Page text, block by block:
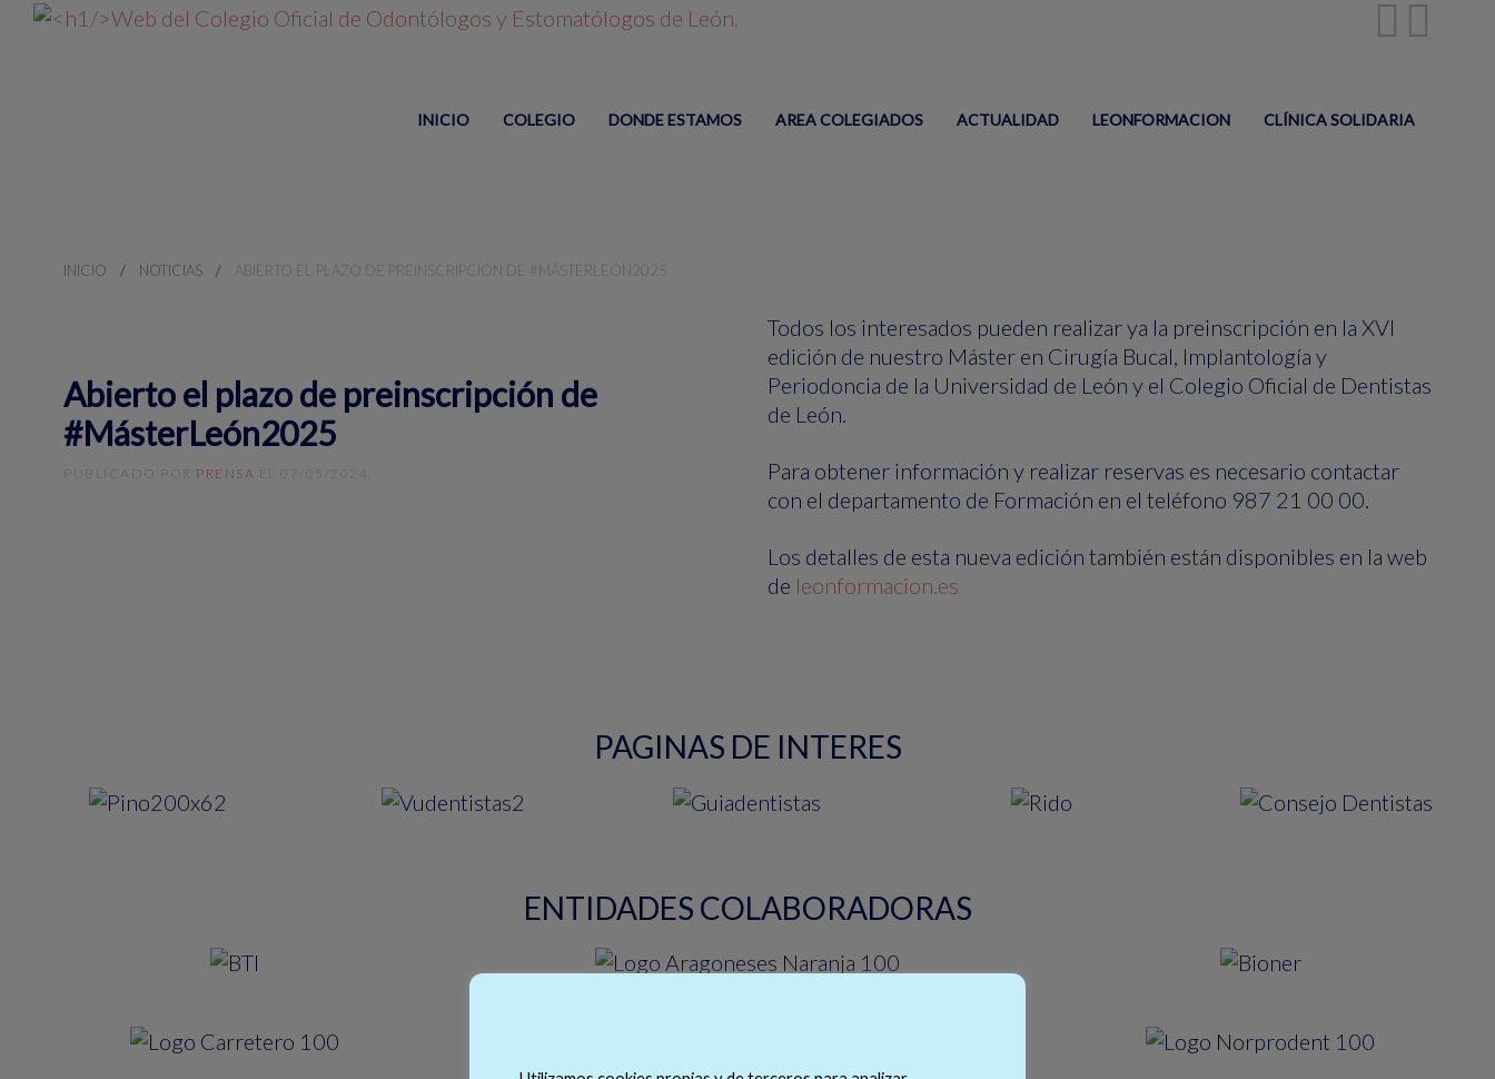
INICIO COLEGIO DONDE ESTAMOS AREA COLEGIADOS ACTUALIDAD LEONFORMACION CLÍNICA SOLIDARIA
INICIO NOTICIAS ABIERTO EL PLAZO DE PREINSCRIPCIÓN DE #MÁSTERLEÓN2025
Abierto el plazo de preinscripción de
#MásterLeón2025
PUBLICADO POR PRENSA EL 07/05/2024
Todos los interesados pueden realizar ya la preinscripción en la XVI
edición de nuestro Máster en Cirugía Bucal, Implantología y
Periodoncia de la Universidad de León y el Colegio Oficial de Dentistas
de León.
Para obtener información y realizar reservas es necesario contactar
con el departamento de Formación en el teléfono 987 21 00 00.
Los detalles de esta nueva edición también están disponibles en la web
de leonformacion.es
PAGINAS DE INTERES
ENTIDADES COLABORADORAS